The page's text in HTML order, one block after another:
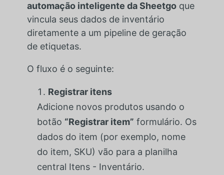
automação inteligente da Sheetgoque
vincula seus dados de inventário
diretamente a um pipeline de geração
de etiquetas.
O fluxo é o seguinte:
Registrar itens
Adicione novos produtos usando o
botão “Registrar item” formulário. Os
dados do item (por exemplo, nome
do item, SKU) vão para a planilha
central Itens - Inventário.